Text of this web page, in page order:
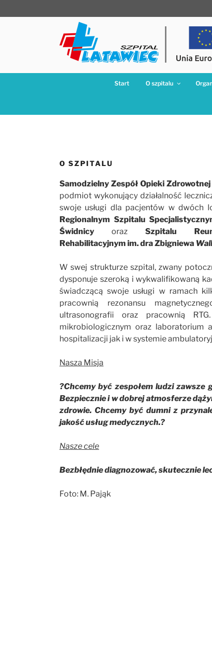
do
Start O szpitalu
O SZPITALU
Samodzielny Zespół Opieki
podmiot wykonujący działalność
swoje usługi dla pacjentów w dwóch
Regionalnym Szpitalu
Świdnicy oraz Szpitalu
Rehabilitacyjnym im. draZbigniewa
W swej strukturze szpital, zwany
dysponuje szeroką i wykwalifikowaną
świadczącą swoje usługi w ramach
pracownią rezonansu
ultrasonografii oraz pracownią
mikrobiologicznym oraz laboratorium
hospitalizacji jak i w systemie
Nasza Misja
?Chcemy być zespołem ludzi zawsze
Bezpiecznie i w dobrej atmosferze
zdrowie. Chcemy być dumni z
jakość usług medycznych.?
Nasze cele
Bezbłędnie diagnozować, skutecznie
Foto: M. Pająk